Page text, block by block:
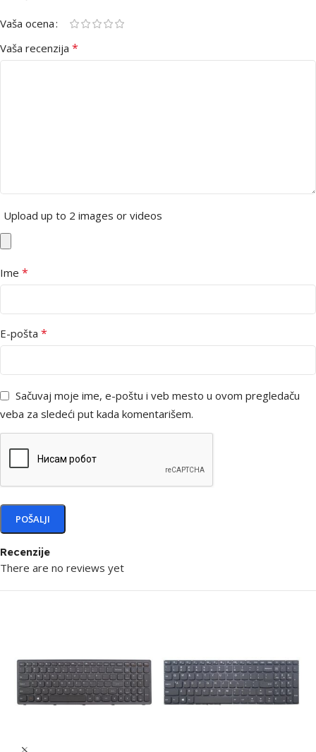
Recenzije
There are no reviews yet
Vaša ocena
Vaša recenzija *
Upload up to 2 images or videos
Ime *
E-pošta *
Sačuvaj moje ime, e-poštu i veb mesto u ovom pregledaču
veba za sledeći put kada komentarišem.